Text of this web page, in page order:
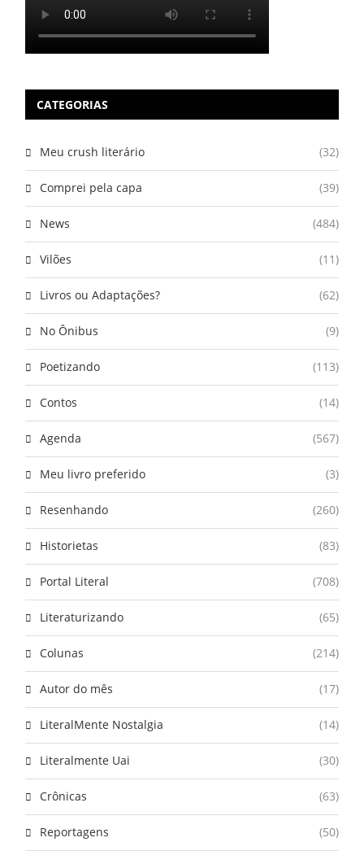
CATEGORIAS
Meu crush literário (32)
Comprei pela capa (39)
News (484)
Vilões (11)
Livros ou Adaptações? (62)
No Ônibus (9)
Poetizando (113)
Contos (14)
Agenda (567)
Meu livro preferido (3)
Resenhando (260)
Historietas (83)
Portal Literal (708)
Literaturizando (65)
Colunas (214)
Autor do mês (17)
LiteralMente Nostalgia (14)
Literalmente Uai (30)
Crônicas (63)
Reportagens (50)